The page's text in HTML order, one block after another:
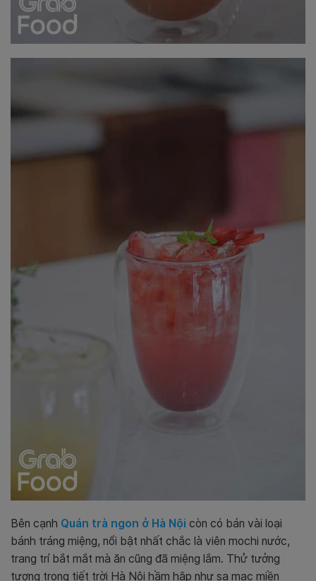
Bên cạnh Quán trà ngon ở Hà Nội còn có bán vài loại
bánh tráng miệng, nổi bật nhất chắc là viên mochi nước,
trang trí bắt mắt mà ăn cũng đã miệng lắm. Thử tưởng
tượng trong tiết trời Hà Nội hầm hập như sa mạc miền